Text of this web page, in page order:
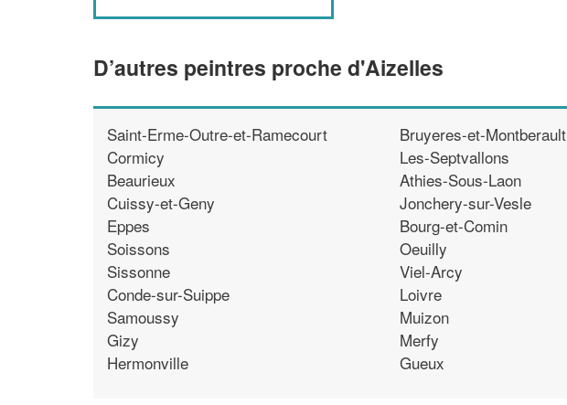
D’autres peintres proche d'Aizelles
Saint-Erme-Outre-et-Ramecourt
Cormicy
Beaurieux
Cuissy-et-Geny
Eppes
Soissons
Sissonne
Conde-sur-Suippe
Samoussy
Gizy
Hermonville
Bruyeres-et-Montberault
Les-Septvallons
Athies-Sous-Laon
Jonchery-sur-Vesle
Bourg-et-Comin
Oeuilly
Viel-Arcy
Loivre
Muizon
Merfy
Gueux